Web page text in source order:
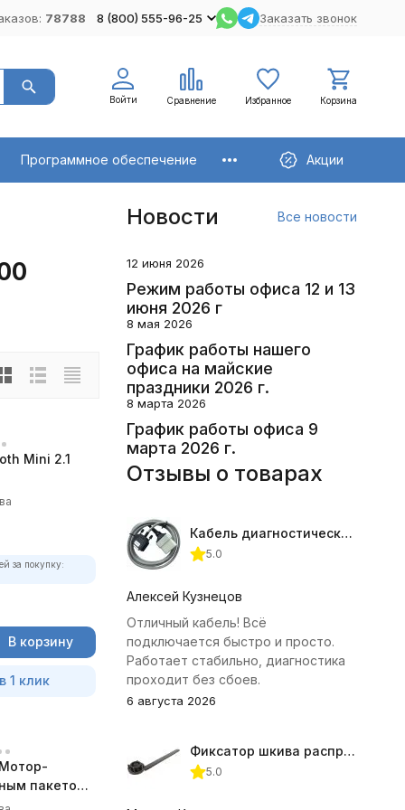
78788 8 (800) 555-96-25 Заказать звонок
Войти Сравнение Избранное Корзина
Программное обеспечение Акции
Mini 2.1
за покупку:
В корзину
1 клик
пакетом
Новости Все новости
12 июня 2026
Режим работы офиса 12 и 13
июня 2026 г
8 мая 2026
График работы нашего
офиса на майские
праздники 2026 г.
8 марта 2026
График работы офиса 9
марта 2026 г.
Отзывы о товарах
Кабель диагностический ГАЗ 24 для АВТОАС
5.0
Алексей Кузнецов
Отличный кабель! Всё
подключается быстро и просто.
Работает стабильно, диагностика
проходит без сбоев.
6 августа 2026
Фиксатор шкива распредвала (Subaru) JTC-4409
5.0